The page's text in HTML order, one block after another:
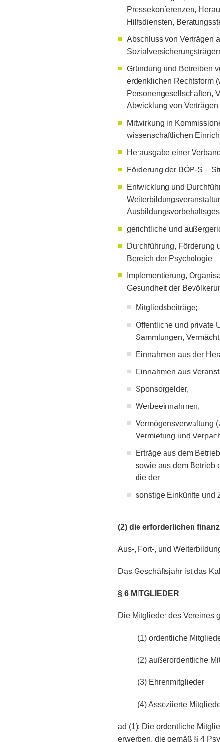
Pressekonferenzen,
Hilfsdiensten,
Abschluss von Verträgen
Gründung und Betreiben
erdenklichen Rechtsform
Personengesellschaften,
Abwicklung von
Mitwirkung in
wissenschaftlichen
Herausgabe einer
Förderung der BÖP-S –
Entwicklung und
gerichtliche und
Durchführung, Förderung
Bereich der Psychologie
Implementierung,
Gesundheit der
Mitgliedsbeiträge;
Öffentliche und private
Sammlungen,
Einnahmen aus der
Einnahmen aus
Sponsorgelder,
Werbeeinnahmen,
Vermögensverwaltung
Vermietung und
Erträge aus dem
sowie aus dem Betrieb
die der
sonstige Einkünfte und
(2) die erforderlichen
Aus-, Fort-, und
Das Geschäftsjahr ist das
§ 6 MITGLIEDER
Die Mitglieder des Vereines
(1) ordentliche
(2) außerordentliche
(3) Ehrenmitglieder
(4) Assoziierte
ad (1): Die ordentliche
erwerben, die gemäß § 4